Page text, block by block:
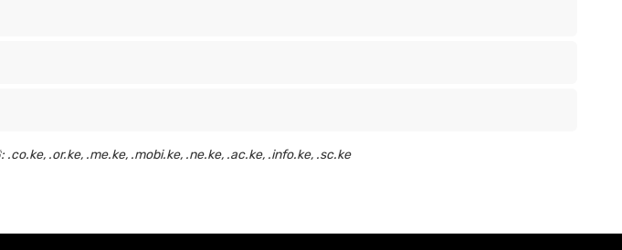
ثبت رایگان دامنه تنها برای افزایش موارد زیر بکار رود: .co.ke, .or.ke, .me.ke, .mobi.ke, .ne.ke, .ac.ke, .info.ke, .sc.ke